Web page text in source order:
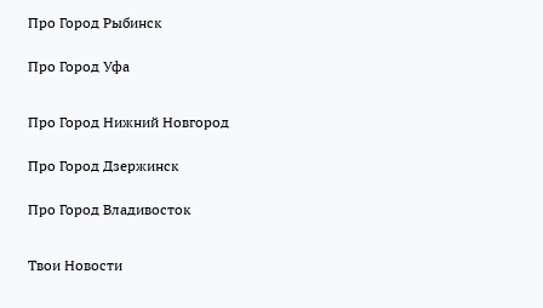
Про Город Рыбинск
Про Город Уфа
Про Город Нижний Новгород
Про Город Дзержинск
Про Город Владивосток
Твои Новости